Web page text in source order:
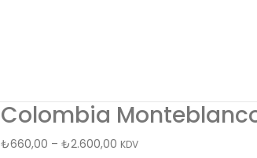
Colombia
₺660,00 – ₺2.600,00 KDV